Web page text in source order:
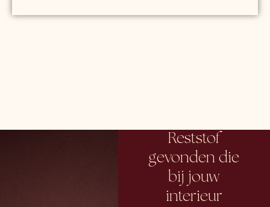
Reststof
gevonden die
bij jouw
interieur